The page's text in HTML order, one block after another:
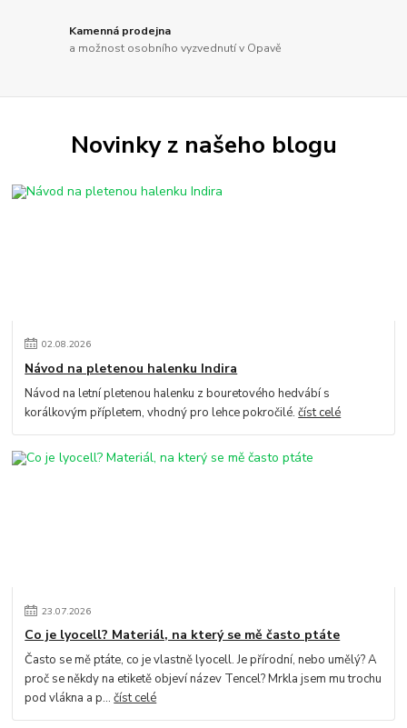
Kamenná prodejna
a možnost osobního vyzvednutí v Opavě
Novinky z našeho blogu
02.08.2026
Návod na pletenou halenku Indira
Návod na letní pletenou halenku z bouretového hedvábí s
korálkovým přípletem, vhodný pro lehce pokročilé.číst celé
23.07.2026
Co je lyocell? Materiál, na který se mě často ptáte
Často se mě ptáte, co je vlastně lyocell. Je přírodní, nebo umělý? A
proč se někdy na etiketě objeví název Tencel? Mrkla jsem mu trochu
pod vlákna a p...číst celé